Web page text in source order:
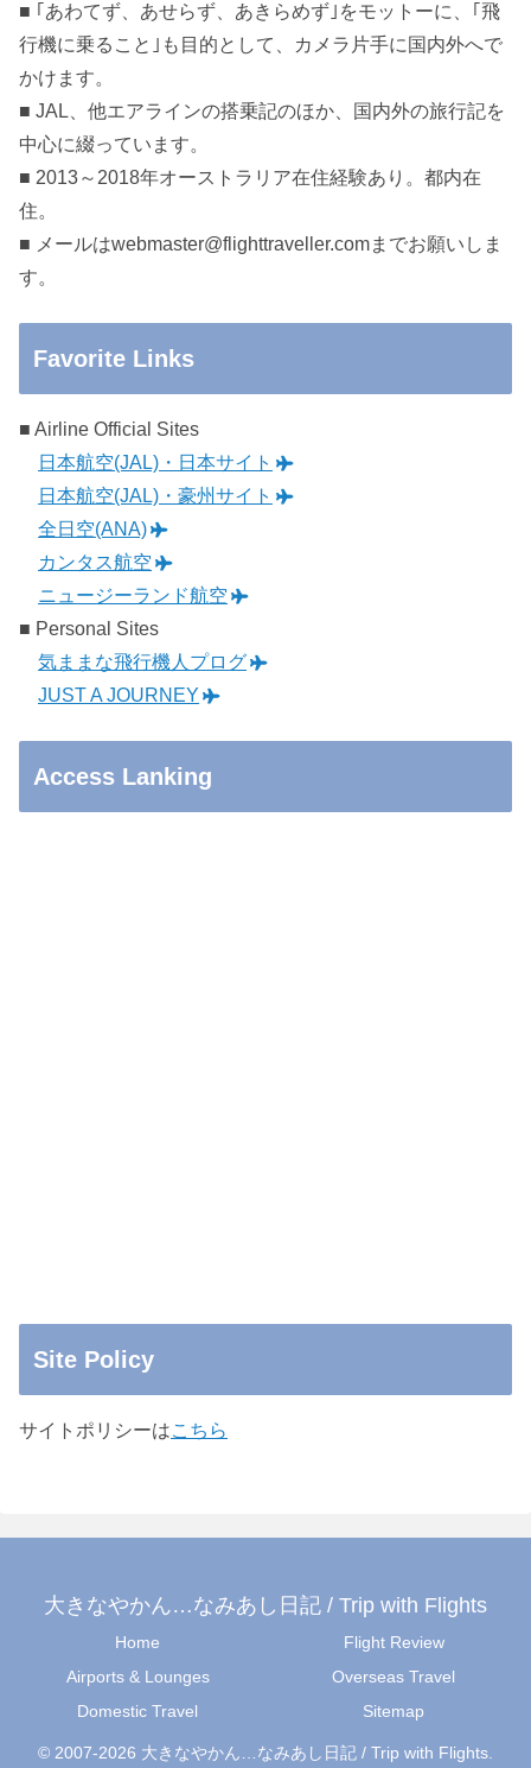
■ ｢あわてず、あせらず、あきらめず｣をモットーに、｢飛
行機に乗ること｣も目的として、カメラ片手に国内外へで
かけます。
■ JAL、他エアラインの搭乗記のほか、国内外の旅行記を
中心に綴っています。
■ 2013～2018年オーストラリア在住経験あり。都内在
住。
■ メールはwebmaster@flighttraveller.comまでお願いしま
す。
Favorite Links
■ Airline Official Sites
日本航空(JAL)・日本サイト
日本航空(JAL)・豪州サイト
全日空(ANA)
カンタス航空
ニュージーランド航空
■ Personal Sites
気ままな飛行機人プログ
JUST A JOURNEY
Access Lanking
Site Policy
サイトポリシーはこちら
大きなやかん…なみあし日記 / Trip with Flights
Home
Flight Review
Airports & Lounges
Overseas Travel
Domestic Travel
Sitemap
© 2007-2026 大きなやかん…なみあし日記 / Trip with Flights.